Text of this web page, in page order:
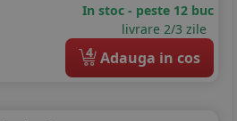
In stoc - peste 12 buc
livrare 2/3 zile
4 Adauga in cos